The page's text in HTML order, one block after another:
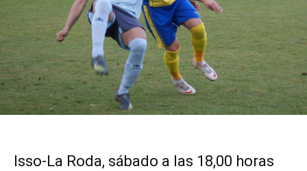
Isso-La Roda, sábado a las 18,00 horas